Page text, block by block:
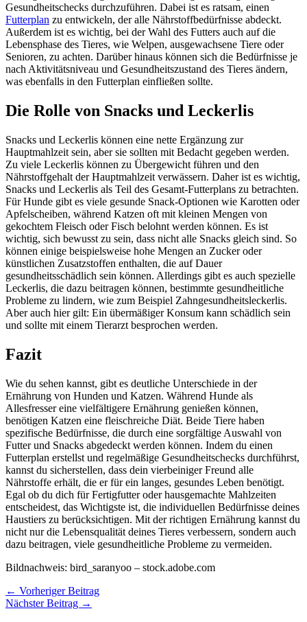
Gesundheitschecks durchzuführen. Dabei ist es ratsam, einen
Futterplan zu entwickeln, der alle Nährstoffbedürfnisse abdeckt.
Außerdem ist es wichtig, bei der Wahl des Futters auch auf die
Lebensphase des Tieres, wie Welpen, ausgewachsene Tiere oder
Senioren, zu achten. Darüber hinaus können sich die Bedürfnisse je
nach Aktivitätsniveau und Gesundheitszustand des Tieres ändern,
was ebenfalls in den Futterplan einfließen sollte.
Die Rolle von Snacks und Leckerlis
Snacks und Leckerlis können eine nette Ergänzung zur
Hauptmahlzeit sein, aber sie sollten mit Bedacht gegeben werden.
Zu viele Leckerlis können zu Übergewicht führen und den
Nährstoffgehalt der Hauptmahlzeit verwässern. Daher ist es wichtig,
Snacks und Leckerlis als Teil des Gesamt-Futterplans zu betrachten.
Für Hunde gibt es viele gesunde Snack-Optionen wie Karotten oder
Apfelscheiben, während Katzen oft mit kleinen Mengen von
gekochtem Fleisch oder Fisch belohnt werden können. Es ist
wichtig, sich bewusst zu sein, dass nicht alle Snacks gleich sind. So
können einige beispielsweise hohe Mengen an Zucker oder
künstlichen Zusatzstoffen enthalten, die auf Dauer
gesundheitsschädlich sein können. Allerdings gibt es auch spezielle
Leckerlis, die dazu beitragen können, bestimmte gesundheitliche
Probleme zu lindern, wie zum Beispiel Zahngesundheitsleckerlis.
Aber auch hier gilt: Ein übermäßiger Konsum kann schädlich sein
und sollte mit einem Tierarzt besprochen werden.
Fazit
Wie du sehen kannst, gibt es deutliche Unterschiede in der
Ernährung von Hunden und Katzen. Während Hunde als
Allesfresser eine vielfältigere Ernährung genießen können,
benötigen Katzen eine fleischreiche Diät. Beide Tiere haben
spezifische Bedürfnisse, die durch eine sorgfältige Auswahl von
Futter und Snacks abgedeckt werden können. Indem du einen
Futterplan erstellst und regelmäßige Gesundheitschecks durchführst,
kannst du sicherstellen, dass dein vierbeiniger Freund alle
Nährstoffe erhält, die er für ein langes, gesundes Leben benötigt.
Egal ob du dich für Fertigfutter oder hausgemachte Mahlzeiten
entscheidest, das Wichtigste ist, die individuellen Bedürfnisse deines
Haustiers zu berücksichtigen. Mit der richtigen Ernährung kannst du
nicht nur die Lebensqualität deines Tieres verbessern, sondern auch
dazu beitragen, viele gesundheitliche Probleme zu vermeiden.
Bildnachweis: bird_saranyoo – stock.adobe.com
← Vorheriger Beitrag
Nächster Beitrag →